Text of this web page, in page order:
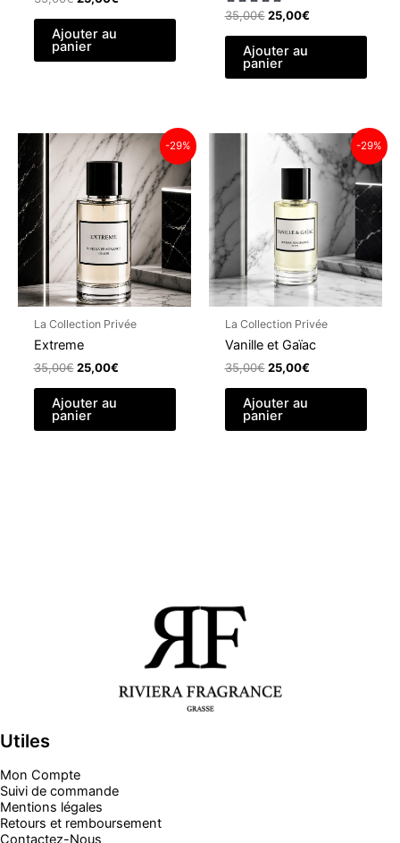
initial
était :
35,00€.25,00€.
Ajouter au
panier
Note
sur 5
35,00€ Le
initial
était :
35,00€.
25,00€Le
25,00€.
Ajouter au
panier
-29%
La Collection Privée
Extreme
35,00€ Le
initial
était :
35,00€.
25,00€Le
25,00€.
Ajouter au
panier
-29%
La Collection Privée
Vanille et Gaïac
35,00€ Le
initial
était :
35,00€.
25,00€Le
25,00€.
Ajouter au
panier
Utiles
Mon Compte
Suivi de commande
Mentions légales
Retours et remboursement
Contactez-Nous